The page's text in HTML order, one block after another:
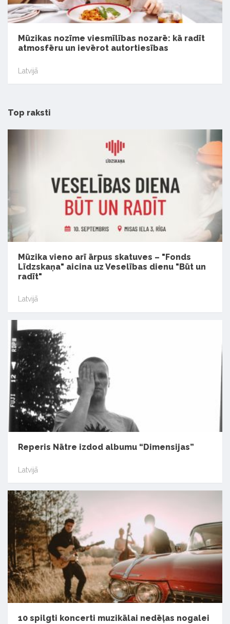
Mūzikas nozīme viesmīlības nozarē: kā radīt
atmosfēru un ievērot autortiesības
Latvijā
Top raksti
Mūzika vieno arī ārpus skatuves – "Fonds
Līdzskaņa" aicina uz Veselības dienu "Būt un
radīt"
Latvijā
Reperis Nātre izdod albumu “Dimensijas”
Latvijā
10 spilgti koncerti muzikālai nedēļas nogalei